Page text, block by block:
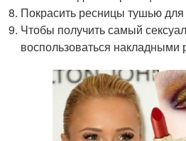
Покрасить ресницы тушью
Чтобы получить самый
воспользоваться накладными